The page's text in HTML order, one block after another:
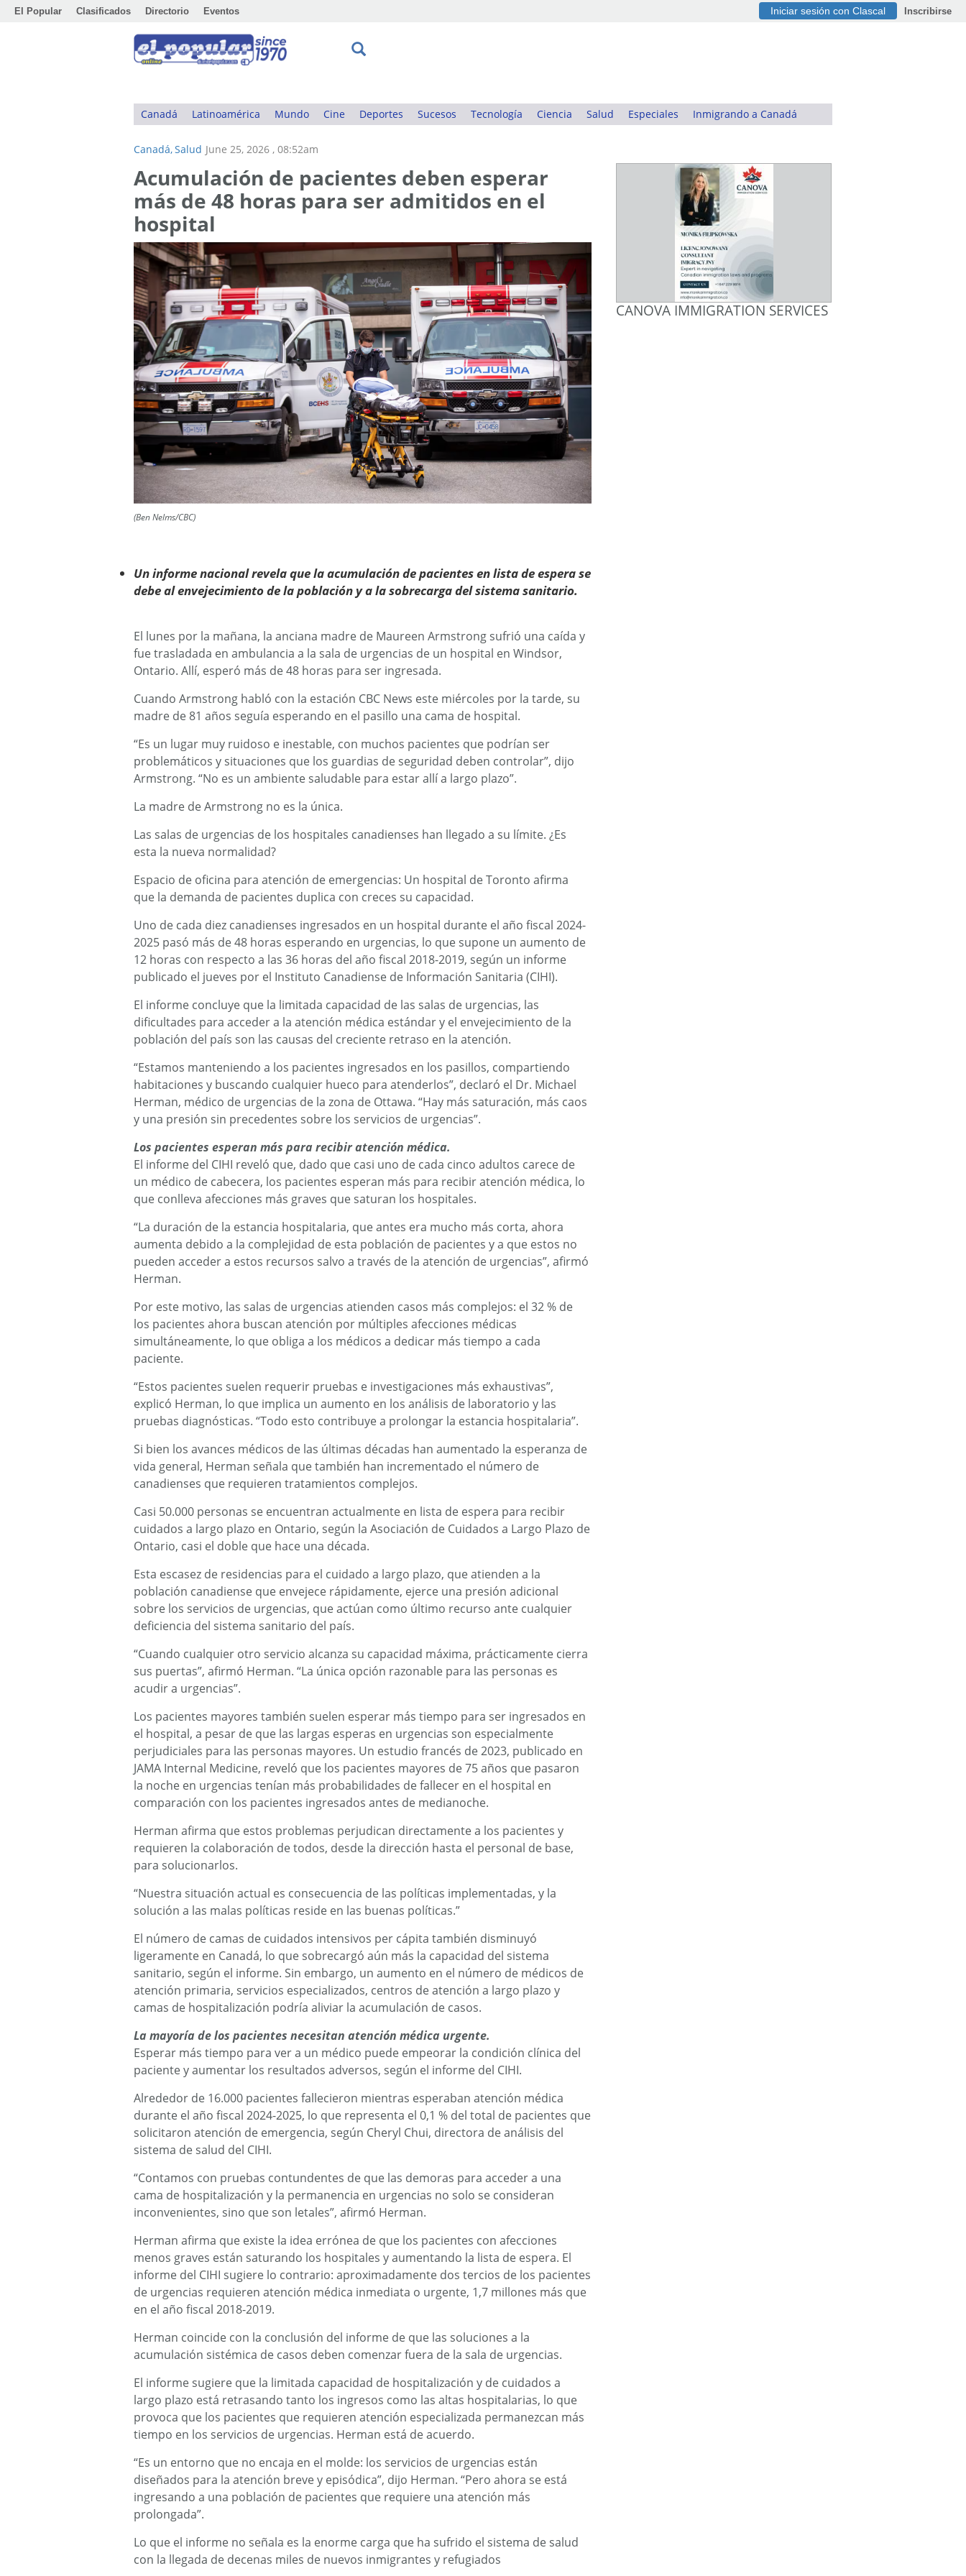
El Popular Clasificados Directorio Eventos Iniciar sesión con Clascal Inscribirse
Canadá Latinoamérica Mundo Cine Deportes Sucesos Tecnología Ciencia Salud Especiales Inmigrando a Canadá
Canadá,Salud June 25, 2026 , 08:52am
Acumulación de pacientes deben esperar
más de 48 horas para ser admitidos en el
hospital
(Ben Nelms/CBC)
Un informe nacional revela que la acumulación de pacientes en lista de espera se
debe al envejecimiento de la población y a la sobrecarga del sistema sanitario.
El lunes por la mañana, la anciana madre de Maureen Armstrong sufrió una caída y
fue trasladada en ambulancia a la sala de urgencias de un hospital en Windsor,
Ontario. Allí, esperó más de 48 horas para ser ingresada.
Cuando Armstrong habló con la estación CBC News este miércoles por la tarde, su
madre de 81 años seguía esperando en el pasillo una cama de hospital.
“Es un lugar muy ruidoso e inestable, con muchos pacientes que podrían ser
problemáticos y situaciones que los guardias de seguridad deben controlar”, dijo
Armstrong. “No es un ambiente saludable para estar allí a largo plazo”.
La madre de Armstrong no es la única.
Las salas de urgencias de los hospitales canadienses han llegado a su límite. ¿Es
esta la nueva normalidad?
Espacio de oficina para atención de emergencias: Un hospital de Toronto afirma
que la demanda de pacientes duplica con creces su capacidad.
Uno de cada diez canadienses ingresados ​​en un hospital durante el año fiscal 2024-
2025 pasó más de 48 horas esperando en urgencias, lo que supone un aumento de
12 horas con respecto a las 36 horas del año fiscal 2018-2019, según un informe
publicado el jueves por el Instituto Canadiense de Información Sanitaria (CIHI).
El informe concluye que la limitada capacidad de las salas de urgencias, las
dificultades para acceder a la atención médica estándar y el envejecimiento de la
población del país son las causas del creciente retraso en la atención.
“Estamos manteniendo a los pacientes ingresados ​​en los pasillos, compartiendo
habitaciones y buscando cualquier hueco para atenderlos”, declaró el Dr. Michael
Herman, médico de urgencias de la zona de Ottawa. “Hay más saturación, más caos
y una presión sin precedentes sobre los servicios de urgencias”.
Los pacientes esperan más para recibir atención médica.
El informe del CIHI reveló que, dado que casi uno de cada cinco adultos carece de
un médico de cabecera, los pacientes esperan más para recibir atención médica, lo
que conlleva afecciones más graves que saturan los hospitales.
“La duración de la estancia hospitalaria, que antes era mucho más corta, ahora
aumenta debido a la complejidad de esta población de pacientes y a que estos no
pueden acceder a estos recursos salvo a través de la atención de urgencias”, afirmó
Herman.
Por este motivo, las salas de urgencias atienden casos más complejos: el 32 % de
los pacientes ahora buscan atención por múltiples afecciones médicas
simultáneamente, lo que obliga a los médicos a dedicar más tiempo a cada
paciente.
“Estos pacientes suelen requerir pruebas e investigaciones más exhaustivas”,
explicó Herman, lo que implica un aumento en los análisis de laboratorio y las
pruebas diagnósticas. “Todo esto contribuye a prolongar la estancia hospitalaria”.
Si bien los avances médicos de las últimas décadas han aumentado la esperanza de
vida general, Herman señala que también han incrementado el número de
canadienses que requieren tratamientos complejos.
Casi 50.000 personas se encuentran actualmente en lista de espera para recibir
cuidados a largo plazo en Ontario, según la Asociación de Cuidados a Largo Plazo de
Ontario, casi el doble que hace una década.
Esta escasez de residencias para el cuidado a largo plazo, que atienden a la
población canadiense que envejece rápidamente, ejerce una presión adicional
sobre los servicios de urgencias, que actúan como último recurso ante cualquier
deficiencia del sistema sanitario del país.
“Cuando cualquier otro servicio alcanza su capacidad máxima, prácticamente cierra
sus puertas”, afirmó Herman. “La única opción razonable para las personas es
acudir a urgencias”.
Los pacientes mayores también suelen esperar más tiempo para ser ingresados ​​en
el hospital, a pesar de que las largas esperas en urgencias son especialmente
perjudiciales para las personas mayores. Un estudio francés de 2023, publicado en
JAMA Internal Medicine, reveló que los pacientes mayores de 75 años que pasaron
la noche en urgencias tenían más probabilidades de fallecer en el hospital en
comparación con los pacientes ingresados ​​antes de medianoche.
Herman afirma que estos problemas perjudican directamente a los pacientes y
requieren la colaboración de todos, desde la dirección hasta el personal de base,
para solucionarlos.
“Nuestra situación actual es consecuencia de las políticas implementadas, y la
solución a las malas políticas reside en las buenas políticas.”
El número de camas de cuidados intensivos per cápita también disminuyó
ligeramente en Canadá, lo que sobrecargó aún más la capacidad del sistema
sanitario, según el informe. Sin embargo, un aumento en el número de médicos de
atención primaria, servicios especializados, centros de atención a largo plazo y
camas de hospitalización podría aliviar la acumulación de casos.
La mayoría de los pacientes necesitan atención médica urgente.
Esperar más tiempo para ver a un médico puede empeorar la condición clínica del
paciente y aumentar los resultados adversos, según el informe del CIHI.
Alrededor de 16.000 pacientes fallecieron mientras esperaban atención médica
durante el año fiscal 2024-2025, lo que representa el 0,1 % del total de pacientes que
solicitaron atención de emergencia, según Cheryl Chui, directora de análisis del
sistema de salud del CIHI.
“Contamos con pruebas contundentes de que las demoras para acceder a una
cama de hospitalización y la permanencia en urgencias no solo se consideran
inconvenientes, sino que son letales”, afirmó Herman.
Herman afirma que existe la idea errónea de que los pacientes con afecciones
menos graves están saturando los hospitales y aumentando la lista de espera. El
informe del CIHI sugiere lo contrario: aproximadamente dos tercios de los pacientes
de urgencias requieren atención médica inmediata o urgente, 1,7 millones más que
en el año fiscal 2018-2019.
Herman coincide con la conclusión del informe de que las soluciones a la
acumulación sistémica de casos deben comenzar fuera de la sala de urgencias.
El informe sugiere que la limitada capacidad de hospitalización y de cuidados a
largo plazo está retrasando tanto los ingresos como las altas hospitalarias, lo que
provoca que los pacientes que requieren atención especializada permanezcan más
tiempo en los servicios de urgencias. Herman está de acuerdo.
“Es un entorno que no encaja en el molde: los servicios de urgencias están
diseñados para la atención breve y episódica”, dijo Herman. “Pero ahora se está
ingresando a una población de pacientes que requiere una atención más
prolongada”.
Lo que el informe no señala es la enorme carga que ha sufrido el sistema de salud
con la llegada de decenas miles de nuevos inmigrantes y refugiados
CANOVA IMMIGRATION SERVICES